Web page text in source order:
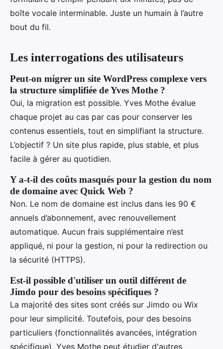
boîte vocale interminable. Juste un humain à l’autre
bout du fil.
Les interrogations des utilisateurs
Peut-on migrer un site WordPress complexe vers
la structure simplifiée de Yves Mothe ?
Oui, la migration est possible. Yves Mothe évalue
chaque projet au cas par cas pour conserver les
contenus essentiels, tout en simplifiant la structure.
L’objectif ? Un site plus rapide, plus stable, et plus
facile à gérer au quotidien.
Y a-t-il des coûts masqués pour la gestion du nom
de domaine avec Quick Web ?
Non. Le nom de domaine est inclus dans les 90 €
annuels d’abonnement, avec renouvellement
automatique. Aucun frais supplémentaire n’est
appliqué, ni pour la gestion, ni pour la redirection ou
la sécurité (HTTPS).
Est-il possible d'utiliser un outil différent de
Jimdo pour des besoins spécifiques ?
La majorité des sites sont créés sur Jimdo ou Wix
pour leur simplicité. Toutefois, pour des besoins
particuliers (fonctionnalités avancées, intégration
spécifique), Yves Mothe peut étudier d'autres